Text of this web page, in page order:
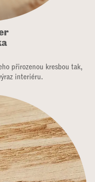
přirozenou kresbou tak,
interiéru.